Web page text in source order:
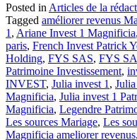
Posted in Articles de la
Tagged améliorer revenus
1 , Ariane Invest 1 Magnificia,
paris, French Invest Patrick
Holding, FYS SAS, FYS
Patrimoine Investissement,
INVEST, Julia invest 1 ,
Magnificia, Julia invest 1
Magnificia, Legendre
Les sources Mariage, Les
Magnificia ameliorer revenus,